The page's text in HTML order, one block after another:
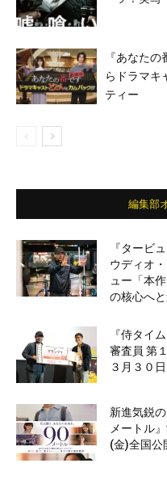
『あなた
らドラマキ
ティー
編集部
『タービ
ウディオ
ュー「本
の核心へと
『侍タイ
審査員 第
３月３０
新進気鋭
メートル
(金)全国公